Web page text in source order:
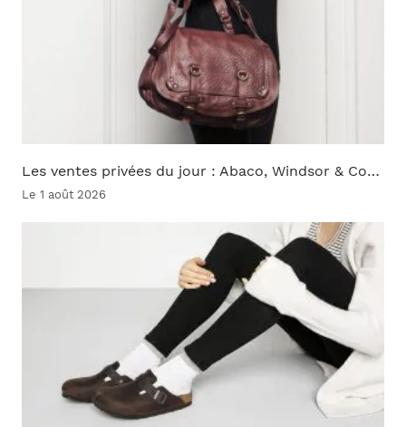
Les ventes privées du jour : Abaco, Windsor & Co…
Le 1 août 2026